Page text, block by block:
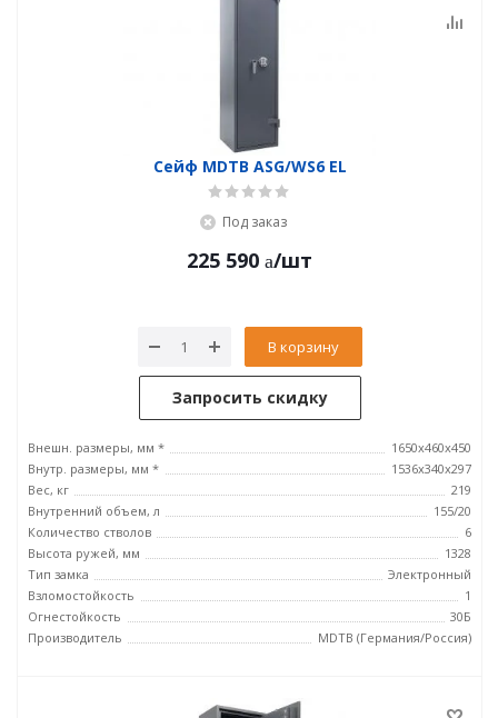
Сейф MDTB ASG/WS6 EL
Под заказ
225 590 /шт
В корзину
Запросить скидку
Внешн. размеры, мм *
1650x460x450
Внутр. размеры, мм *
1536x340x297
Вес, кг
219
Внутренний объем, л
155/20
Количество стволов
6
Высота ружей, мм
1328
Тип замка
Электронный
Взломостойкость
1
Огнестойкость
30Б
Производитель
MDTB (Германия/Россия)